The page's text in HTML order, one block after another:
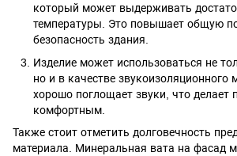
который может выдерживать
температуры. Это повышает общую
безопасность здания.
Изделие может использоваться не
но и в качестве звукоизоляционного
хорошо поглощает звуки, что делает
комфортным.
Также стоит отметить долговечность
материала. Минеральная вата на фасад